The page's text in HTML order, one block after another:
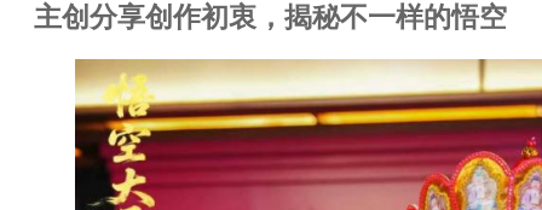
主创分享创作初衷，揭秘不一样的悟空